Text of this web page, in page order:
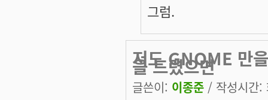
그럼.
저도 GNOME 만
을 드렸으면
글쓴이: 이종준 / 작성시간